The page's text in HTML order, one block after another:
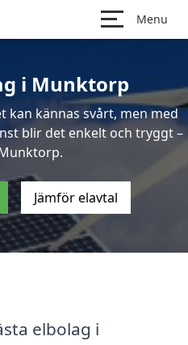
Menu
i Munktorp
kan kännas svårt, men med
blir det enkelt och tryggt –
Jämför elavtal
elbolag i